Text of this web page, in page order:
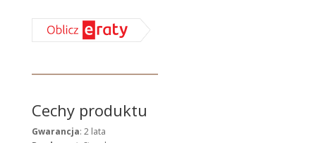
Cechy produktu
Gwarancja: 2 lata